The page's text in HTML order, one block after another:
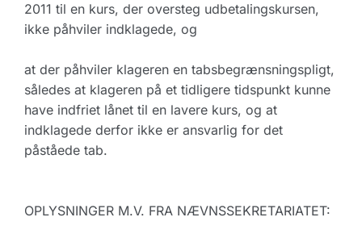
2011 til en kurs, der oversteg udbetalingskursen,
ikke påhviler indklagede, og
at der påhviler klageren en tabsbegrænsningspligt,
således at klageren på et tidligere tidspunkt kunne
have indfriet lånet til en lavere kurs, og at
indklagede derfor ikke er ansvarlig for det
påståede tab.
OPLYSNINGER M.V. FRA NÆVNSSEKRETARIATET: